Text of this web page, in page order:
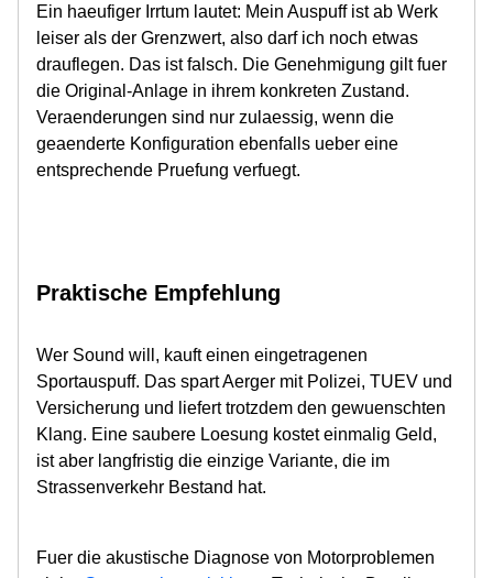
Ein haeufiger Irrtum lautet: Mein Auspuff ist ab Werk
leiser als der Grenzwert, also darf ich noch etwas
drauflegen. Das ist falsch. Die Genehmigung gilt fuer
die Original-Anlage in ihrem konkreten Zustand.
Veraenderungen sind nur zulaessig, wenn die
geaenderte Konfiguration ebenfalls ueber eine
entsprechende Pruefung verfuegt.
Praktische Empfehlung
Wer Sound will, kauft einen eingetragenen
Sportauspuff. Das spart Aerger mit Polizei, TUEV und
Versicherung und liefert trotzdem den gewuenschten
Klang. Eine saubere Loesung kostet einmalig Geld,
ist aber langfristig die einzige Variante, die im
Strassenverkehr Bestand hat.
Fuer die akustische Diagnose von Motorproblemen